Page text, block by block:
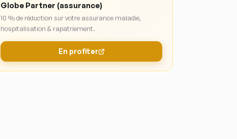
Globe Partner (assurance)
10 % de réduction sur votre assurance maladie,
hospitalisation & rapatriement.
En profiter